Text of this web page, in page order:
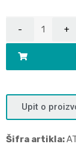
Upit o
Šifra artikla: